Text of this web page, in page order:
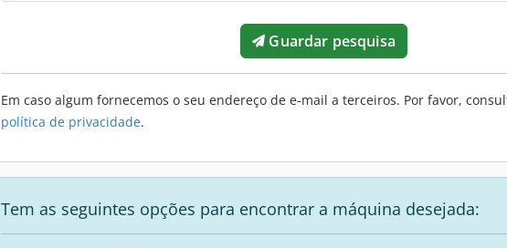
Guardar pesquisa
Em caso algum fornecemos o seu endereço de e-mail a terceiros. Por favor,
política de privacidade.
Tem as seguintes opções para encontrar a máquina desejada: